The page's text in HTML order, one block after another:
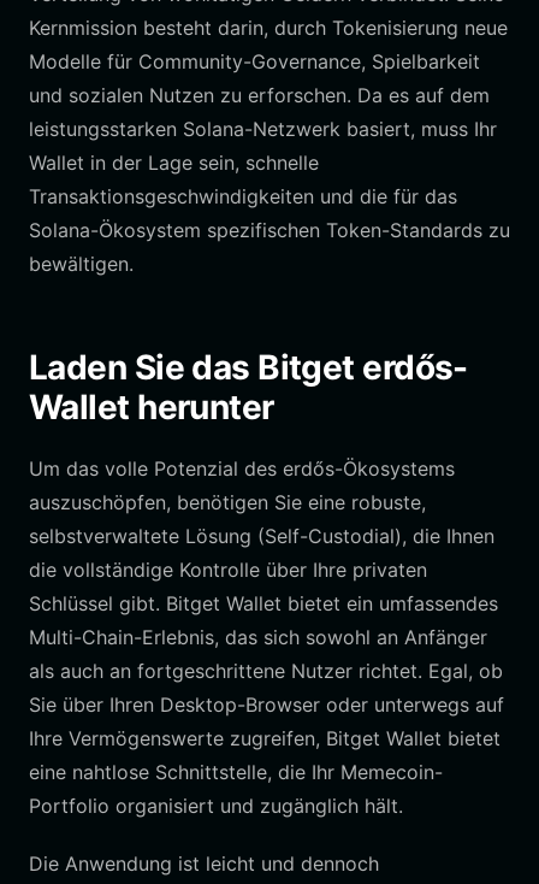
Kernmission besteht darin, durch Tokenisierung neue
Modelle für Community-Governance, Spielbarkeit
und sozialen Nutzen zu erforschen. Da es auf dem
leistungsstarken Solana-Netzwerk basiert, muss Ihr
Wallet in der Lage sein, schnelle
Transaktionsgeschwindigkeiten und die für das
Solana-Ökosystem spezifischen Token-Standards zu
bewältigen.
Laden Sie das Bitget erdős-
Wallet herunter
Um das volle Potenzial des erdős-Ökosystems
auszuschöpfen, benötigen Sie eine robuste,
selbstverwaltete Lösung (Self-Custodial), die Ihnen
die vollständige Kontrolle über Ihre privaten
Schlüssel gibt. Bitget Wallet bietet ein umfassendes
Multi-Chain-Erlebnis, das sich sowohl an Anfänger
als auch an fortgeschrittene Nutzer richtet. Egal, ob
Sie über Ihren Desktop-Browser oder unterwegs auf
Ihre Vermögenswerte zugreifen, Bitget Wallet bietet
eine nahtlose Schnittstelle, die Ihr Memecoin-
Portfolio organisiert und zugänglich hält.
Die Anwendung ist leicht und dennoch